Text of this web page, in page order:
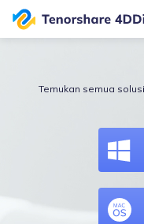
Temukan semua